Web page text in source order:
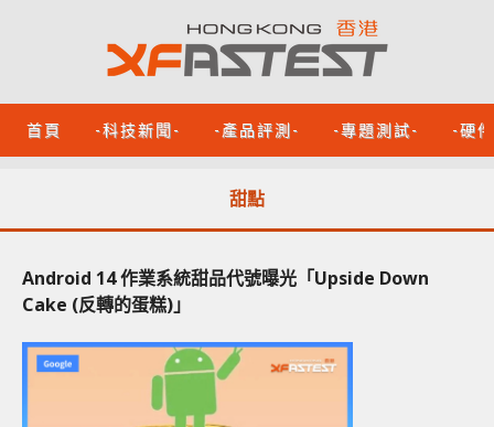
首頁 -科技新聞- -產品評測- -專題測試- -硬
甜點
Android 14 作業系統甜品代號曝光「Upside Down
Cake (反轉的蛋糕)」